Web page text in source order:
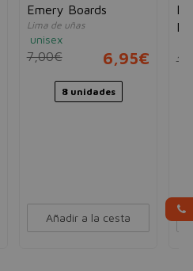
Emery Boards
Lima de uñas
unisex
7,00€ 6,95€
8 unidades
Añadir a la cesta